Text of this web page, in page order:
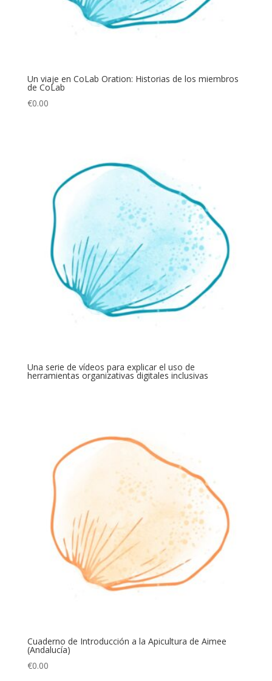
Un viaje en CoLab Oration: Historias de los miembros
de CoLab
€0.00
Una serie de vídeos para explicar el uso de
herramientas organizativas digitales inclusivas
Cuaderno de Introducción a la Apicultura de Aimee
(Andalucía)
€0.00